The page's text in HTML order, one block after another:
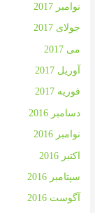
نوامبر 2017
جولای 2017
می 2017
آوریل 2017
فوریه 2017
دسامبر 2016
نوامبر 2016
اکتبر 2016
سپتامبر 2016
آگوست 2016